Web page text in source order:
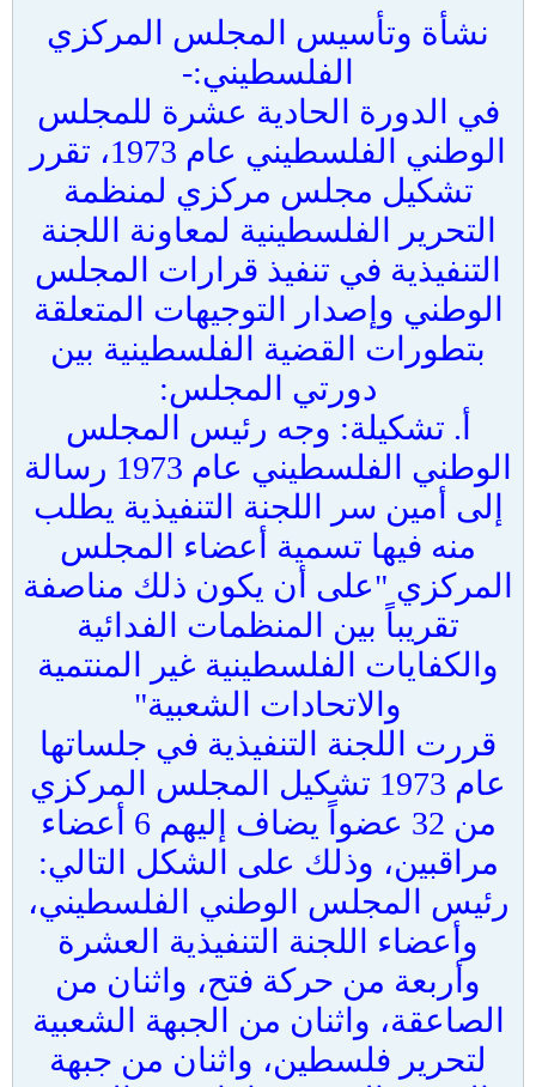
نشأة وتأسيس المجلس المركزي
الفلسطيني:-
في الدورة الحادية عشرة للمجلس
الوطني الفلسطيني عام 1973، تقرر
تشكيل مجلس مركزي لمنظمة
التحرير الفلسطينية لمعاونة اللجنة
التنفيذية في تنفيذ قرارات المجلس
الوطني وإصدار التوجيهات المتعلقة
بتطورات القضية الفلسطينية بين
دورتي المجلس:
أ‌. تشكيلة: وجه رئيس المجلس
الوطني الفلسطيني عام 1973 رسالة
إلى أمين سر اللجنة التنفيذية يطلب
منه فيها تسمية أعضاء المجلس
المركزي "على أن يكون ذلك مناصفة
تقريباً بين المنظمات الفدائية
والكفايات الفلسطينية غير المنتمية
والاتحادات الشعبية"
قررت اللجنة التنفيذية في جلساتها
عام 1973 تشكيل المجلس المركزي
من 32 عضواً يضاف إليهم 6 أعضاء
مراقبين، وذلك على الشكل التالي:
رئيس المجلس الوطني الفلسطيني،
وأعضاء اللجنة التنفيذية العشرة
وأربعة من حركة فتح، واثنان من
الصاعقة، واثنان من الجبهة الشعبية
لتحرير فلسطين، واثنان من جبهة